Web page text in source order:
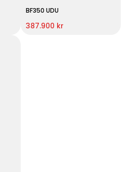
BF350 UDU
387.900 kr